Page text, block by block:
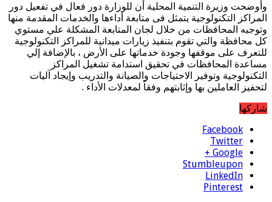
وأوضحت وزيرة التنمية المحلية أن للوزارة دور فعال في تفعيل دور
المراكز التكنولوجية يتمثل فى متابعة أداءها والخدمات المقدمة منها
وتوجيه المحافظات من خلال لجان المتابعة المشكلة علي مستوي
كل محافظة والتي تقوم بتنفيذ زيارات ميدانية للمراكز التكنولوجية
للتعرف على موقفها وجودة خدماتها على الأرض ، بالإضافة إلي
مساعدة المحافظات في تحقيق استدامة تشغيل المراكز
التكنولوجية وتوفير الاحتياجات والصيانة والتدريب وإيجاد آليات
لتحفيز العاملين بها وإثابتهم وفقاً لمعدلات الأداء .
شاركها
Facebook
Twitter
Google +
Stumbleupon
LinkedIn
Pinterest